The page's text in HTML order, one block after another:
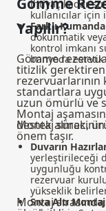
ihtiyaç kadar su
kullanıcılar
Farklı
dokunmatik
kontrol imkanı
banyoda
Yapılır?
Gömme
titizlik
standartlara
uzun ömürlü ve
Montaj
destek almak,
önem taşır.
Montaj sürecinin
Duvarın
yerleştirileceği
uygunluğu
rezervuar
yükseklik
Sıva Altı
Montaj